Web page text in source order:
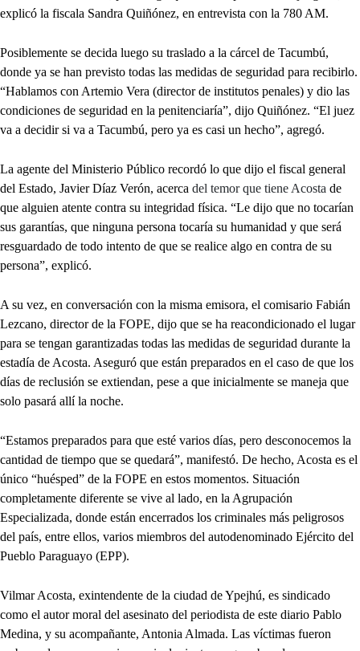
explicó la fiscala Sandra Quiñónez, en entrevista con la 780 AM.
Posiblemente se decida luego su traslado a la cárcel de Tacumbú,
donde ya se han previsto todas las medidas de seguridad para recibirlo.
“Hablamos con Artemio Vera (director de institutos penales) y dio las
condiciones de seguridad en la penitenciaría”, dijo Quiñónez. “El juez
va a decidir si va a Tacumbú, pero ya es casi un hecho”, agregó.
La agente del Ministerio Público recordó lo que dijo el fiscal general
del Estado, Javier Díaz Verón, acerca del temor que tiene Acosta de
que alguien atente contra su integridad física. “Le dijo que no tocarían
sus garantías, que ninguna persona tocaría su humanidad y que será
resguardado de todo intento de que se realice algo en contra de su
persona”, explicó.
A su vez, en conversación con la misma emisora, el comisario Fabián
Lezcano, director de la FOPE, dijo que se ha reacondicionado el lugar
para se tengan garantizadas todas las medidas de seguridad durante la
estadía de Acosta. Aseguró que están preparados en el caso de que los
días de reclusión se extiendan, pese a que inicialmente se maneja que
solo pasará allí la noche.
“Estamos preparados para que esté varios días, pero desconocemos la
cantidad de tiempo que se quedará”, manifestó. De hecho, Acosta es el
único “huésped” de la FOPE en estos momentos. Situación
completamente diferente se vive al lado, en la Agrupación
Especializada, donde están encerrados los criminales más peligrosos
del país, entre ellos, varios miembros del autodenominado Ejército del
Pueblo Paraguayo (EPP).
Vilmar Acosta, exintendente de la ciudad de Ypejhú, es sindicado
como el autor moral del asesinato del periodista de este diario Pablo
Medina, y su acompañante, Antonia Almada. Las víctimas fueron